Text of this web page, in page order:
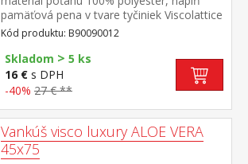
pamäťová pena v tvare tyčiniek Viscolattice
MEMORY termosenzitívny, tvarová pamäť,
elegantne prešitý poťah prateľný do 30 °C
Kód produktu: B90090012
Skladom > 5 ks
16 € s DPH
-40% 27 € **
Vankúš visco luxury ALOE VERA
45x75